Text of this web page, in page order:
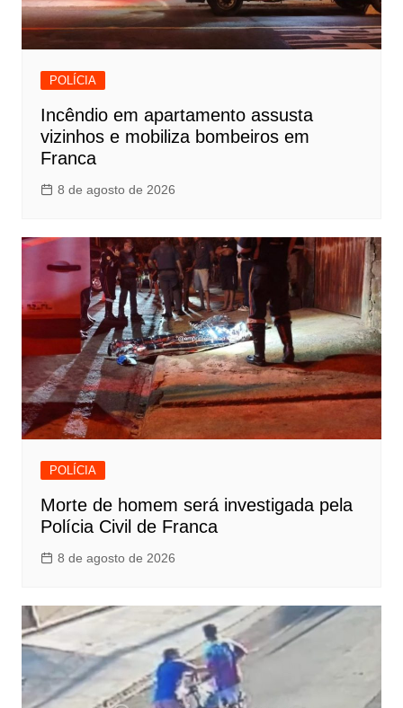
POLÍCIA
Incêndio em apartamento assusta
vizinhos e mobiliza bombeiros em
Franca
8 de agosto de 2026
POLÍCIA
Morte de homem será investigada pela
Polícia Civil de Franca
8 de agosto de 2026